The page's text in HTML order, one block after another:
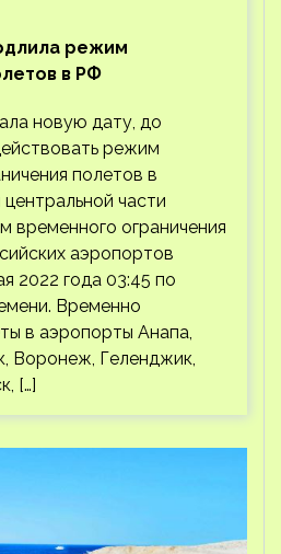
режим
в РФ
новую дату, до
режим
полетов в
части
ограничения
аэропортов
2022 года 03:45 по
Временно
в аэропорты Анапа,
Воронеж, Геленджик,
[…]